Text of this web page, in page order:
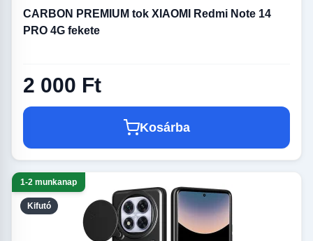
CARBON PREMIUM tok XIAOMI Redmi Note 14
PRO 4G fekete
2 000 Ft
Kosárba
Kifutó
1-2 munkanap